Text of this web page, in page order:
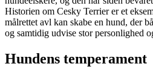
Historien om Cesky Terrier er et
målrettet avl kan skabe en hund, der
og samtidig udvise stor personlighed
Hundens temperament